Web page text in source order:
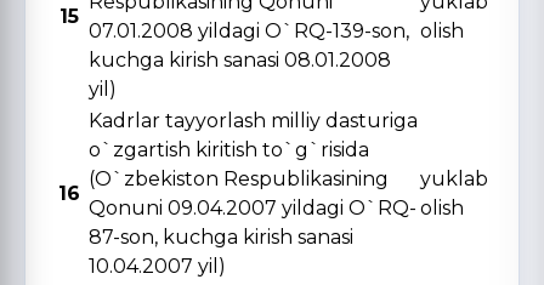
15
07.01.2008 yildagi O`RQ-139-son,
kuchga kirish sanasi 08.01.2008
yil)
olish
16
Kadrlar tayyorlash milliy dasturiga
o`zgartish kiritish to`g`risida
(O`zbekiston Respublikasining
Qonuni 09.04.2007 yildagi O`RQ-
87-son, kuchga kirish sanasi
10.04.2007 yil)
yuklab
olish